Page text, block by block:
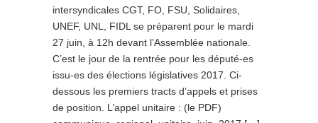
intersyndicales CGT, FO, FSU, Solidaires,
UNEF, UNL, FIDL se préparent pour le mardi
27 juin, à 12h devant l’Assemblée nationale.
C’est le jour de la rentrée pour les député-es
issu-es des élections législatives 2017. Ci-
dessous les premiers tracts d’appels et prises
de position. L’appel unitaire : (le PDF)